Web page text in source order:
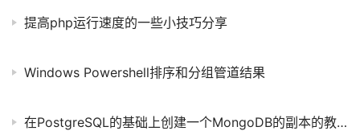
提高php运行速度的一些小技巧分享
Windows Powershell排序和分组管道结果
在PostgreSQL的基础上创建一个MongoDB的副本的教程